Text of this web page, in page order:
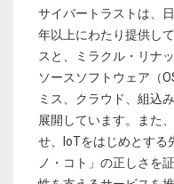
サイバートラストは、
年以上にわたり提供し
スと、ミラクル・リナ
ソースソフトウェア（
ミス、クラウド、組込
展開しています。また
せ、IoTをはじめとする
ノ・コト」の正しさを